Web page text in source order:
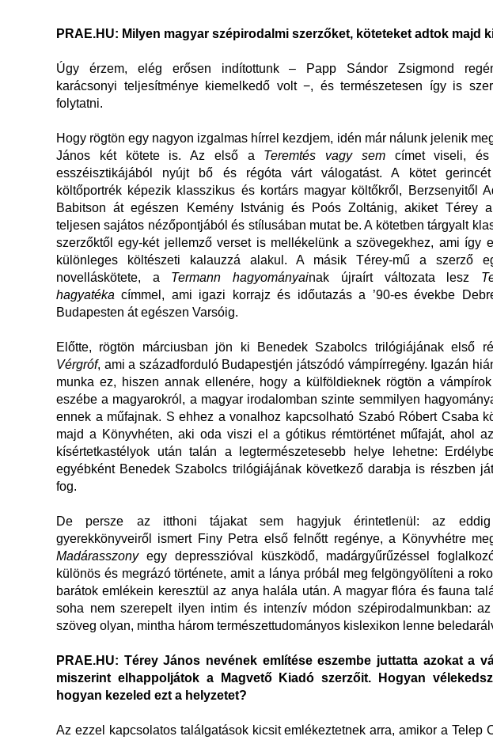
PRAE.HU: Milyen magyar szépirodalmi szerzőket, köteteket adtok majd
Úgy érzem, elég erősen indítottunk – Papp Sándor Zsigmond
karácsonyi teljesítménye kiemelkedő volt−, és természetesen így is
folytatni.
Hogy rögtön egy nagyon izgalmas hírrel kezdjem, idén már nálunk jelenik
János két kötete is. Az első a Teremtés vagy semcímet viseli, és
esszéisztikájából nyújt bő és régóta várt válogatást. A kötet
költőportrék képezik klasszikus és kortárs magyar költőkről, Berzsenyitől
Babitson át egészen Kemény Istvánig és Poós Zoltánig, akiket Térey
teljesen sajátos nézőpontjából és stílusában mutat be. A kötetben tárgyalt
szerzőktől egy-két jellemző verset is mellékelünk a szövegekhez, ami így
különleges költészeti kalauzzá alakul. A másik Térey-mű a szerző
novelláskötete, a Termann hagyományainak újraírt változata lesz
hagyatéka címmel, ami igazi korrajz és időutazás a ’90-es évekbe
Budapesten át egészen Varsóig.
Előtte, rögtön márciusban jön ki Benedek Szabolcs trilógiájának első
Vérgróf, ami a századforduló Budapestjén játszódó vámpírregény. Igazán
munka ez, hiszen annak ellenére, hogy a külföldieknek rögtön a
eszébe a magyarokról, a magyar irodalomban szinte semmilyen
ennek a műfajnak. S ehhez a vonalhoz kapcsolható Szabó Róbert Csaba
majd a Könyvhéten, aki oda viszi el a gótikus rémtörténet műfaját, ahol
kísértetkastélyok után talán a legtermészetesebb helye lehetne:
egyébként Benedek Szabolcs trilógiájának következő darabja is részben
fog.
De persze az itthoni tájakat sem hagyjuk érintetlenül: az
gyerekkönyveiről ismert Finy Petra első felnőtt regénye, a Könyvhétre
Madárasszonyegy depresszióval küszködő, madárgyűrűzéssel
különös és megrázó története, amit a lánya próbál meg felgöngyölíteni a
barátok emlékein keresztül az anya halála után. A magyar flóra és fauna
soha nem szerepelt ilyen intim és intenzív módon szépirodalmunkban:
szöveg olyan, mintha három természettudományos kislexikon lenne
PRAE.HU: Térey János nevének említése eszembe juttatta azokat a
miszerint elhappoljátok a Magvető Kiadó szerzőit. Hogyan
hogyan kezeled ezt a helyzetet?
Az ezzel kapcsolatos találgatások kicsit emlékeztetnek arra, amikor a Telep